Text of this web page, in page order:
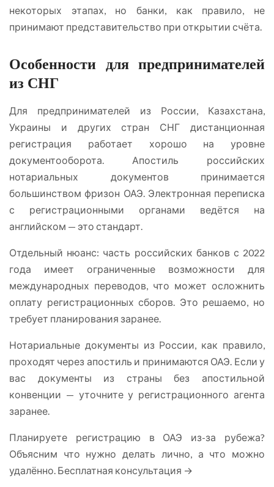
некоторых этапах, но банки, как правило, не
принимают представительство при открытии счёта.
Особенности для предпринимателей
из СНГ
Для предпринимателей из России, Казахстана,
Украины и других стран СНГ дистанционная
регистрация работает хорошо на уровне
документооборота. Апостиль российских
нотариальных документов принимается
большинством фризон ОАЭ. Электронная переписка
с регистрационными органами ведётся на
английском — это стандарт.
Отдельный нюанс: часть российских банков с 2022
года имеет ограниченные возможности для
международных переводов, что может осложнить
оплату регистрационных сборов. Это решаемо, но
требует планирования заранее.
Нотариальные документы из России, как правило,
проходят через апостиль и принимаются ОАЭ. Если у
вас документы из страны без апостильной
конвенции — уточните у регистрационного агента
заранее.
Планируете регистрацию в ОАЭ из-за рубежа?
Объясним что нужно делать лично, а что можно
удалённо. Бесплатная консультация →